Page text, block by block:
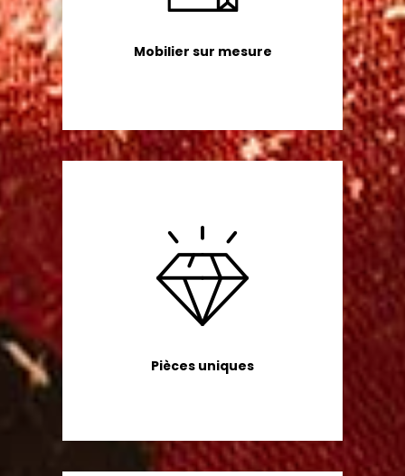
Mobilier sur mesure
Pièces uniques